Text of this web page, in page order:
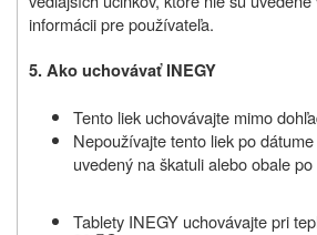
informácii pre používateľa.
5. Ako uchovávať INEGY
Tento liek uchovávajte mimo
Nepoužívajte tento liek po
uvedený na škatuli alebo obale po
Tablety INEGY uchovávajte pri